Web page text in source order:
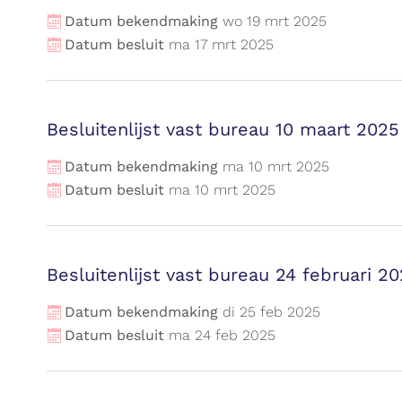
Datum bekendmaking wo 19 mrt 2025
Datum besluit ma 17 mrt 2025
Besluitenlijst vast bureau 10 maart 2025
Datum bekendmaking ma 10 mrt 2025
Datum besluit ma 10 mrt 2025
Besluitenlijst vast bureau 24 februari
Datum bekendmaking di 25 feb 2025
Datum besluit ma 24 feb 2025